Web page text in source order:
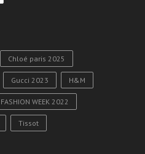
Chloé paris 2025
Gucci 2023 H&M
WEEK 2022
Tissot